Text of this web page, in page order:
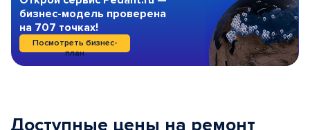
бизнес-модель проверена
на 707 точках!
Посмотреть бизнес-
план
Доступные цены на ремонт